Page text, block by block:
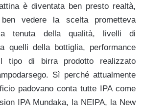
è diventata ben presto realtà,
vedere la scelta prometteva
tenuta della qualità, livelli di
quelli della bottiglia, performance
tipo di birra prodotto realizzato
Sì perché attualmente
padovano conta tutte IPA come
IPA Mundaka, la NEIPA, la New